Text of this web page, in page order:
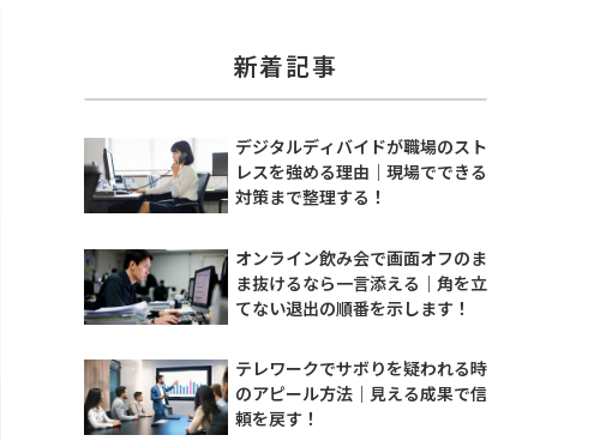
新着記事
デジタルディバイドが職場のスト
レスを強める理由｜現場でできる
対策まで整理する！
オンライン飲み会で画面オフのま
ま抜けるなら一言添える｜角を立
てない退出の順番を示します！
テレワークでサボりを疑われる時
のアピール方法｜見える成果で信
頼を戻す！